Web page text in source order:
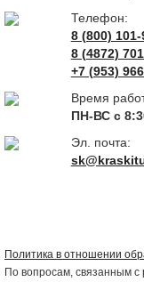
Телефон:
8 (800) 101-
8 (4872)
+7 (953)
Время
ПН-ВС с
Эл. почта:
Политика в отношении
По вопросам, связанным с